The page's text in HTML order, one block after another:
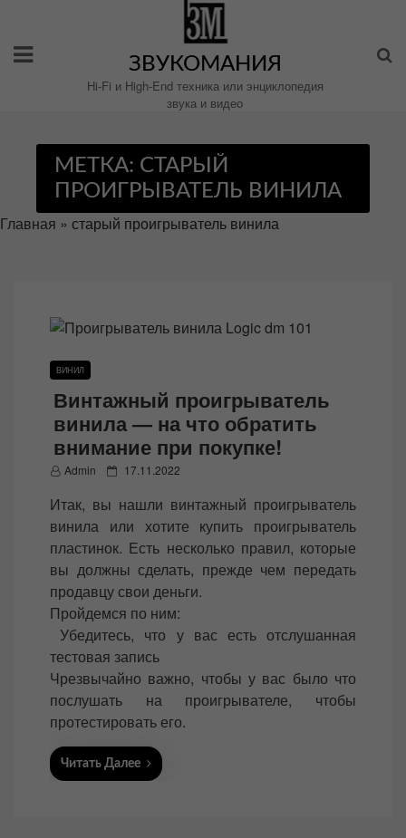
содержимому
ЗВУКОМАНИЯ
Hi-Fi и High-End техника или энциклопедия
звука и видео
МЕТКА: СТАРЫЙ
ПРОИГРЫВАТЕЛЬ ВИНИЛА
Главная » старый проигрыватель винила
ВИНИЛ
Винтажный проигрыватель
винила — на что обратить
внимание при покупке!
Admin
P
s
t
e
d
o
n
17.11.2022
Итак, вы нашли винтажный проигрыватель
винила или хотите купить проигрыватель
пластинок. Есть несколько правил, которые
вы должны сделать, прежде чем передать
продавцу свои деньги.
Пройдемся по ним:
Убедитесь, что у вас есть отслушанная
тестовая запись
Чрезвычайно важно, чтобы у вас было что
послушать на проигрывателе, чтобы
протестировать его.
Читать Далее